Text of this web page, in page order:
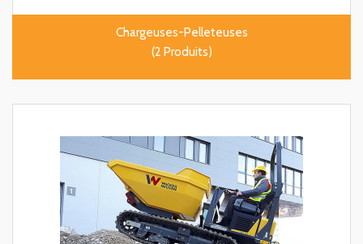
Chargeuses-Pelleteuses
(2 Produits)